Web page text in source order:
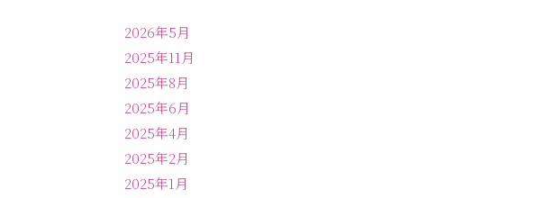
2026年5月
2025年11月
2025年8月
2025年6月
2025年4月
2025年2月
2025年1月